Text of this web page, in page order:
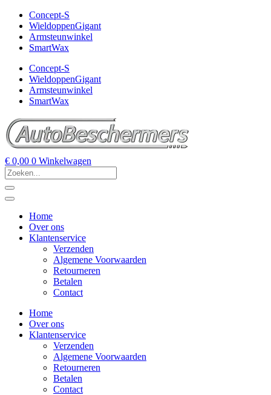
Concept-S
WieldoppenGigant
Armsteunwinkel
SmartWax
Concept-S
WieldoppenGigant
Armsteunwinkel
SmartWax
€ 0,00 0 Winkelwagen
Home
Over ons
Klantenservice
Verzenden
Algemene Voorwaarden
Retourneren
Betalen
Contact
Home
Over ons
Klantenservice
Verzenden
Algemene Voorwaarden
Retourneren
Betalen
Contact